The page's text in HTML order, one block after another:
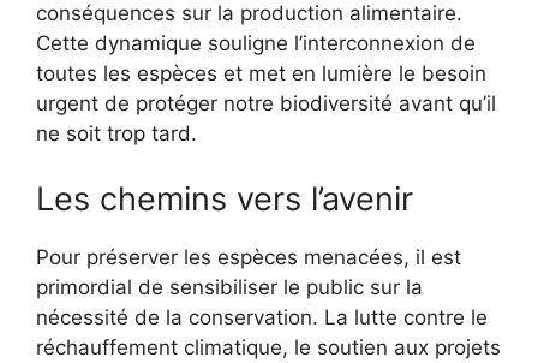
conséquences sur la production alimentaire.
Cette dynamique souligne l’interconnexion de
toutes les espèces et met en lumière le besoin
urgent de protéger notre biodiversité avant qu’il
ne soit trop tard.
Les chemins vers l’avenir
Pour préserver les espèces menacées, il est
primordial de sensibiliser le public sur la
nécessité de la conservation. La lutte contre le
réchauffement climatique, le soutien aux projets